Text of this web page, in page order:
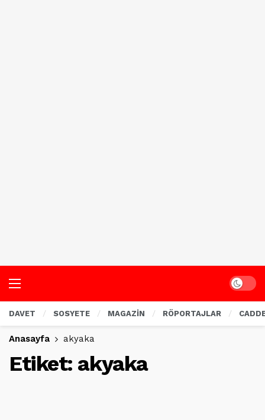
Dark
DAVET SOSYETE MAGAZİN RÖPORTAJLAR
Anasayfa akyaka
Etiket: akyaka